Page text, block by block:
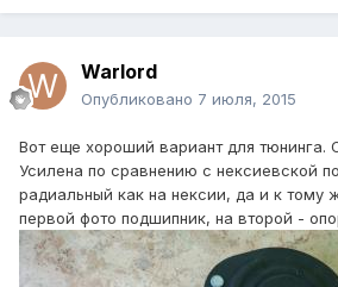
Warlord
Опубликовано 7 июля, 2015
Вот еще хороший вариант для тюнинга.
Усилена по сравнению с нексиевской
радиальный как на нексии, да и к тому
первой фото подшипник, на второй -